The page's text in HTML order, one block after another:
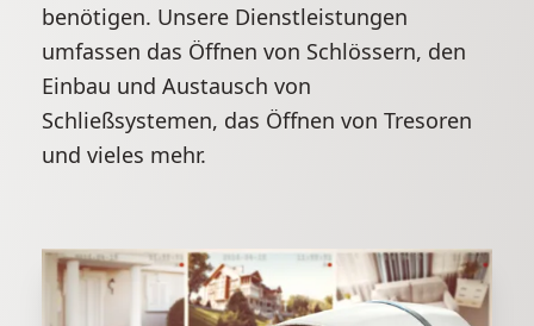
benötigen. Unsere Dienstleistungen
umfassen das Öffnen von Schlössern, den
Einbau und Austausch von
Schließsystemen, das Öffnen von Tresoren
und vieles mehr.